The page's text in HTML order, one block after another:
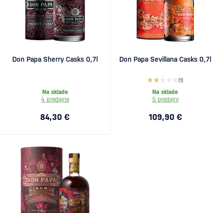
Don Papa Sherry Casks 0,7l
Na sklade
4 predajne
84,30 €
Don Papa Sevillana Casks 0,7l
(1)
Na sklade
5 predajní
109,90 €